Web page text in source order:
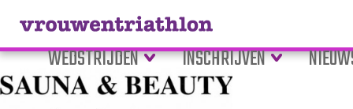
WEDSTRIJDEN INSCHRIJVEN
Tag Archive: sauna